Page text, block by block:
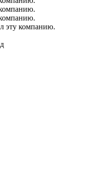
эту компанию.